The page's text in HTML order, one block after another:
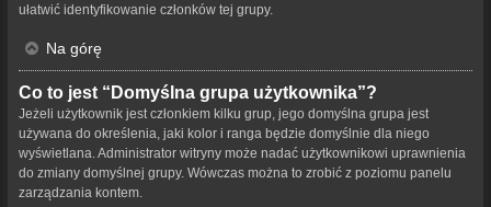
ułatwić identyfikowanie członków tej grupy.
Na górę
Co to jest “Domyślna grupa użytkownika”?
Jeżeli użytkownik jest członkiem kilku grup, jego domyślna grupa jest
używana do określenia, jaki kolor i ranga będzie domyślnie dla niego
wyświetlana. Administrator witryny może nadać użytkownikowi uprawnienia
do zmiany domyślnej grupy. Wówczas można to zrobić z poziomu panelu
zarządzania kontem.